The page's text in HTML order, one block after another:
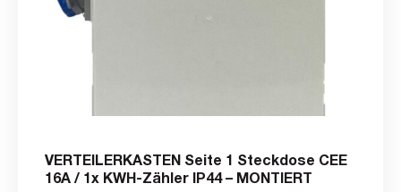
VERTEILERKASTEN Seite 1 Steckdose CEE
16A / 1x KWH-Zähler IP44 – MONTIERT